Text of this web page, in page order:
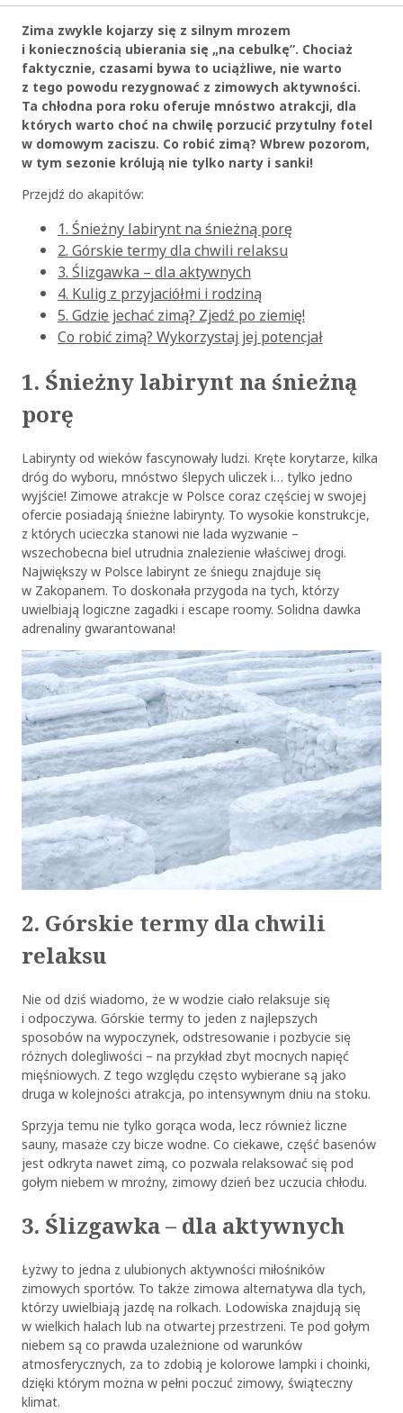
Zima zwykle kojarzy się z silnym mrozem
i koniecznością ubierania się „na cebulkę”. Chociaż
faktycznie, czasami bywa to uciążliwe, nie warto
z tego powodu rezygnować z zimowych aktywności.
Ta chłodna pora roku oferuje mnóstwo atrakcji, dla
których warto choć na chwilę porzucić przytulny fotel
w domowym zaciszu. Co robić zimą? Wbrew pozorom,
w tym sezonie królują nie tylko narty i sanki!
Przejdź do akapitów:
1. Śnieżny labirynt na śnieżną porę
2. Górskie termy dla chwili relaksu
3. Ślizgawka – dla aktywnych
4. Kulig z przyjaciółmi i rodziną
5. Gdzie jechać zimą? Zjedź po ziemię!
Co robić zimą? Wykorzystaj jej potencjał
1. Śnieżny labirynt na śnieżną
porę
Labirynty od wieków fascynowały ludzi. Kręte korytarze, kilka
dróg do wyboru, mnóstwo ślepych uliczek i… tylko jedno
wyjście! Zimowe atrakcje w Polsce coraz częściej w swojej
ofercie posiadają śnieżne labirynty. To wysokie konstrukcje,
z których ucieczka stanowi nie lada wyzwanie –
wszechobecna biel utrudnia znalezienie właściwej drogi.
Największy w Polsce labirynt ze śniegu znajduje się
w Zakopanem. To doskonała przygoda na tych, którzy
uwielbiają logiczne zagadki i escape roomy. Solidna dawka
adrenaliny gwarantowana!
2. Górskie termy dla chwili
relaksu
Nie od dziś wiadomo, że w wodzie ciało relaksuje się
i odpoczywa. Górskie termy to jeden z najlepszych
sposobów na wypoczynek, odstresowanie i pozbycie się
różnych dolegliwości – na przykład zbyt mocnych napięć
mięśniowych. Z tego względu często wybierane są jako
druga w kolejności atrakcja, po intensywnym dniu na stoku.
Sprzyja temu nie tylko gorąca woda, lecz również liczne
sauny, masaże czy bicze wodne. Co ciekawe, część basenów
jest odkryta nawet zimą, co pozwala relaksować się pod
gołym niebem w mroźny, zimowy dzień bez uczucia chłodu.
3. Ślizgawka – dla aktywnych
Łyżwy to jedna z ulubionych aktywności miłośników
zimowych sportów. To także zimowa alternatywa dla tych,
którzy uwielbiają jazdę na rolkach. Lodowiska znajdują się
w wielkich halach lub na otwartej przestrzeni. Te pod gołym
niebem są co prawda uzależnione od warunków
atmosferycznych, za to zdobią je kolorowe lampki i choinki,
dzięki którym można w pełni poczuć zimowy, świąteczny
klimat.